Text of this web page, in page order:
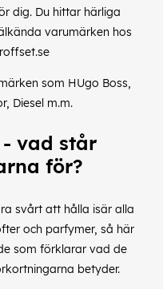
dig. Du hittar härliga
varumärken hos
som HUgo Boss,
Diesel m.m.
vad står
för?
svårt att hålla isär alla
och parfymer, så här
som förklarar vad de
betyder.